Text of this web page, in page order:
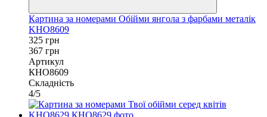
Картина за номерами Обійми янгола з фарбами металік
KHO8609
325 грн
367 грн
Артикул
КНО8609
Складність
4/5